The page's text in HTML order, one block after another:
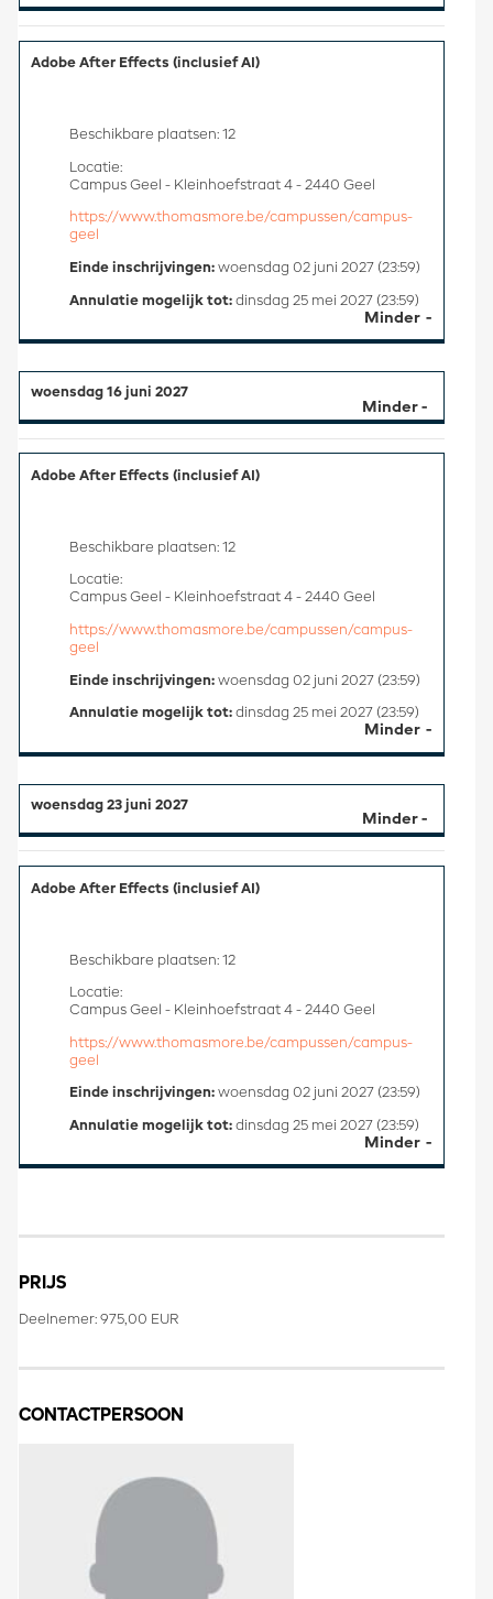
Adobe After Effects (inclusief AI)
Minder
Beschikbare plaatsen: 12
Locatie:
Campus Geel - Kleinhoefstraat 4 - 2440 Geel
https://www.thomasmore.be/campussen/campus-
geel
Einde inschrijvingen: woensdag 02 juni 2027 (23:59)
Annulatie mogelijk tot: dinsdag 25 mei 2027 (23:59)
woensdag 16 juni 2027
Adobe After Effects (inclusief AI)
Minder
Beschikbare plaatsen: 12
Locatie:
Campus Geel - Kleinhoefstraat 4 - 2440 Geel
https://www.thomasmore.be/campussen/campus-
geel
Einde inschrijvingen: woensdag 02 juni 2027 (23:59)
Annulatie mogelijk tot: dinsdag 25 mei 2027 (23:59)
woensdag 23 juni 2027
Adobe After Effects (inclusief AI)
Minder
Beschikbare plaatsen: 12
Locatie:
Campus Geel - Kleinhoefstraat 4 - 2440 Geel
https://www.thomasmore.be/campussen/campus-
geel
Einde inschrijvingen: woensdag 02 juni 2027 (23:59)
Annulatie mogelijk tot: dinsdag 25 mei 2027 (23:59)
PRIJS
Deelnemer: 975,00 EUR
CONTACTPERSOON